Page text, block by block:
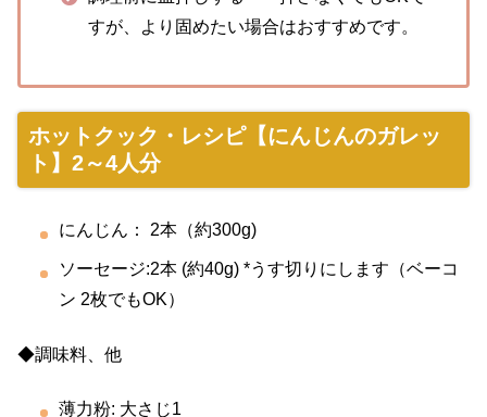
すが、より固めたい場合はおすすめです。
ホットクック・レシピ【にんじんのガレッ
ト】2～4人分
にんじん： 2本（約300g)
ソーセージ:2本 (約40g) *うす切りにします（ベーコ
ン 2枚でもOK）
◆調味料、他
薄力粉: 大さじ1